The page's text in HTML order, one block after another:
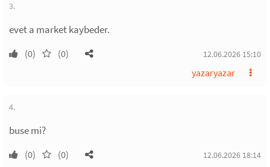
3.
evet a market kaybeder.
(0) (0) 12.06.2026 15:10
yazaryazar
4.
buse mi?
(0) (0) 12.06.2026 18:14